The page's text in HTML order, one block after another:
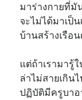
มาร่างกายที่มั
จะไม่ได้มาเป็
บ้านสร้างเรือ
แต่ถ้าเรามารู้
ล่าไม่สายเกิน
ปฏิบัติมีครูบาอ